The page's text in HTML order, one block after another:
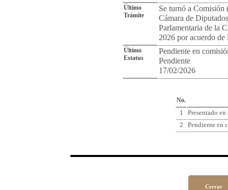
Último
Trámite
Se turnó a Comisión
Cámara de
Parlamentaria de la
2026 por acuerdo
Último
Estatus
Pendiente en
Pendiente
17/02/2026
No.
1
Presentado
2
Pendiente en
Cerrar